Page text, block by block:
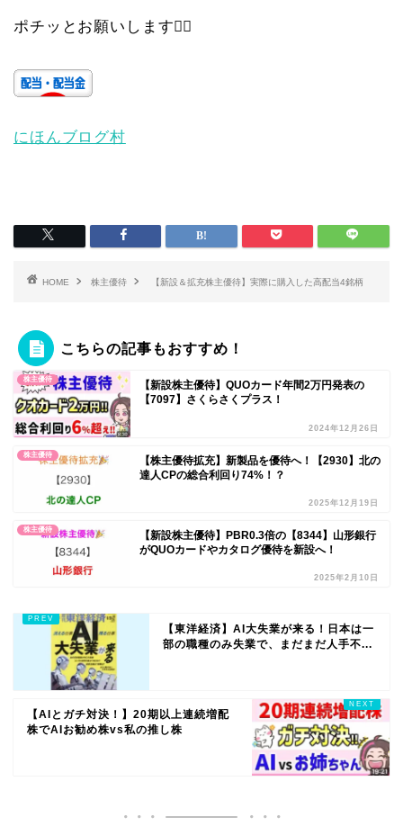
ポチッとお願いします🙇‍♀️
にほんブログ村
HOME 株主優待 【新設＆拡充株主優待】実際に購入した高配当4銘柄
こちらの記事もおすすめ！
株主優待
【新設株主優待】QUOカード年間2万円発表の
【7097】さくらさくプラス！
2024年12月26日
株主優待
【株主優待拡充】新製品を優待へ！【2930】北の
達人CPの総合利回り74%！？
2025年12月19日
株主優待
【新設株主優待】PBR0.3倍の【8344】山形銀行
がQUOカードやカタログ優待を新設へ！
2025年2月10日
【東洋経済】AI大失業が来る！日本は一
部の職種のみ失業で、まだまだ人手不...
【AIとガチ対決！】20期以上連続増配
株でAIお勧め株vs私の推し株